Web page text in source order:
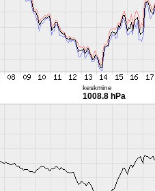
keskmine
1008.8 hPa